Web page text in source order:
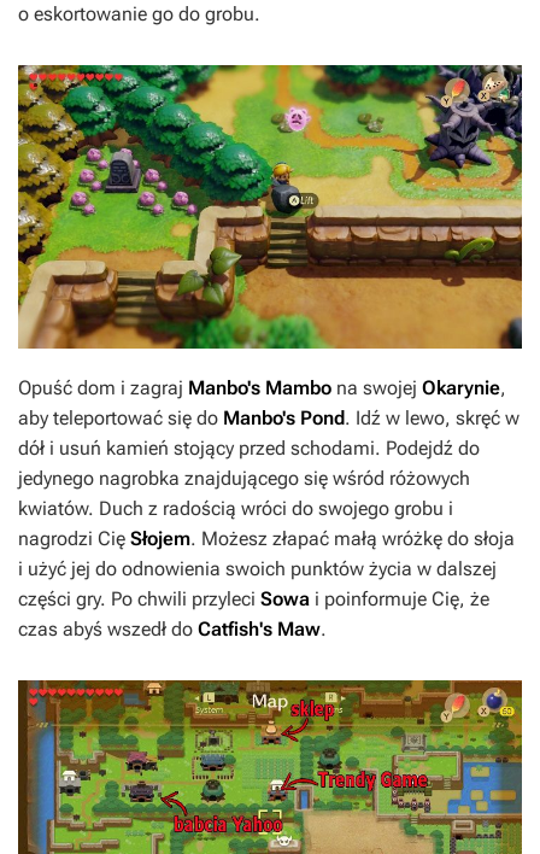
o eskortowanie go do grobu.
Opuść dom i zagraj Manbo's Mambo na swojej Okarynie,
aby teleportować się do Manbo's Pond. Idź w lewo, skręć w
dół i usuń kamień stojący przed schodami. Podejdź do
jedynego nagrobka znajdującego się wśród różowych
kwiatów. Duch z radością wróci do swojego grobu i
nagrodzi Cię Słojem. Możesz złapać małą wróżkę do słoja
i użyć jej do odnowienia swoich punktów życia w dalszej
części gry. Po chwili przyleci Sowa i poinformuje Cię, że
czas abyś wszedł do Catfish's Maw.